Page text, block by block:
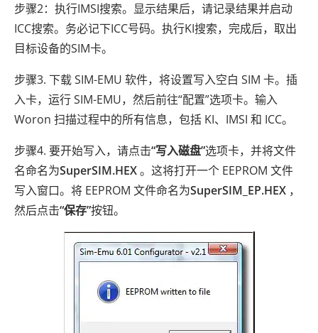
步骤2：执行IMSI搜索。显示结果后，请记录结果并启动
ICC搜索。务必记下ICC号码。执行KI搜索，完成后，取出
目标设备的SIM卡。
步骤3. 下载 SIM-EMU 软件，将设置写入空白 SIM 卡。插
入卡，运行 SIM-EMU，然后前往“配置”选项卡。输入
Woron 扫描过程中的所有信息，包括 KI、IMSI 和 ICC。
步骤4. 要开始写入，请点击“写入磁盘”选项卡，并将文件
名命名为SuperSIM.HEX。这将打开一个 EEPROM 文件
写入窗口。将 EEPROM 文件命名为SuperSIM_EP.HEX ，
然后点击“保存”按钮。